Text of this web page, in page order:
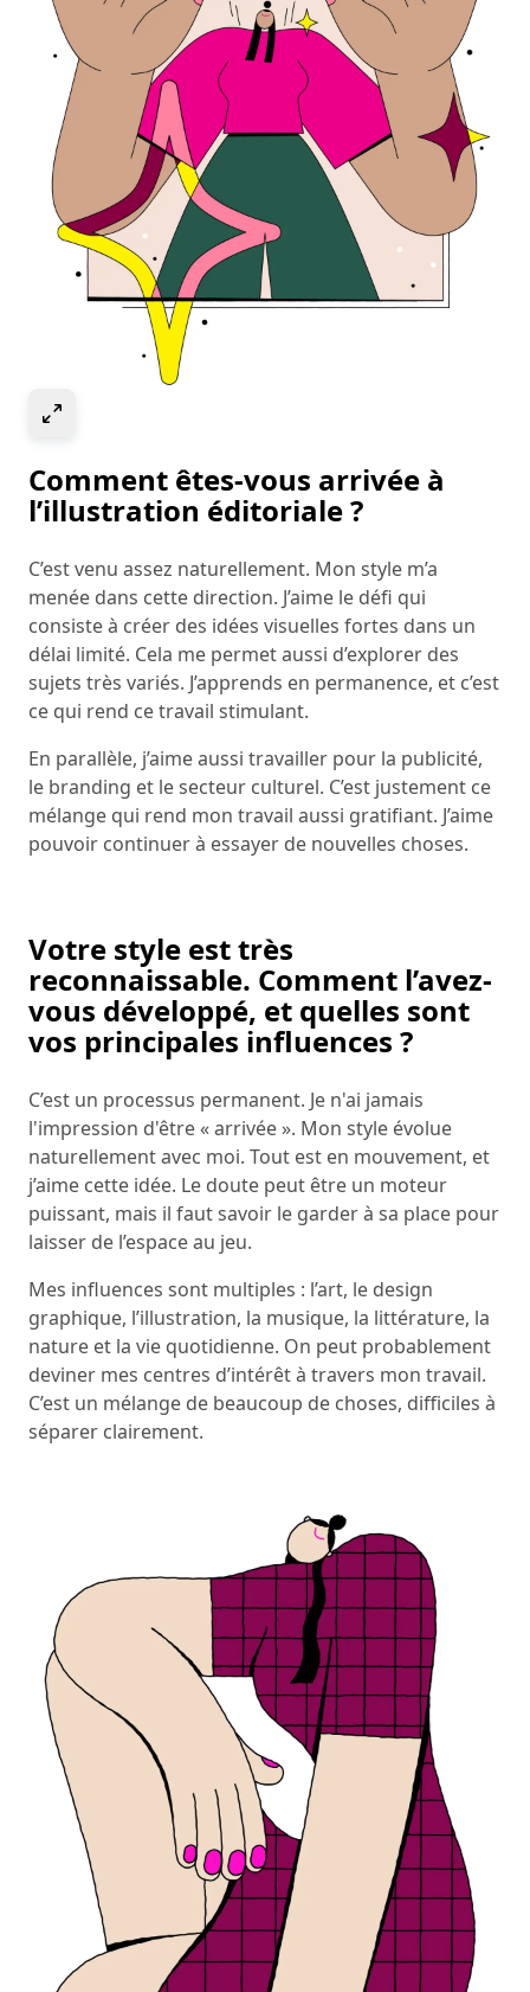
Comment êtes-vous arrivée à
l’illustration éditoriale ?
C’est venu assez naturellement. Mon style m’a
menée dans cette direction. J’aime le défi qui
consiste à créer des idées visuelles fortes dans un
délai limité. Cela me permet aussi d’explorer des
sujets très variés. J’apprends en permanence, et c’est
ce qui rend ce travail stimulant.
En parallèle, j’aime aussi travailler pour la publicité,
le branding et le secteur culturel. C’est justement ce
mélange qui rend mon travail aussi gratifiant. J’aime
pouvoir continuer à essayer de nouvelles choses.
Votre style est très
reconnaissable. Comment l’avez-
vous développé, et quelles sont
vos principales influences ?
C’est un processus permanent. Je n'ai jamais
l'impression d'être « arrivée ». Mon style évolue
naturellement avec moi. Tout est en mouvement, et
j’aime cette idée. Le doute peut être un moteur
puissant, mais il faut savoir le garder à sa place pour
laisser de l’espace au jeu.
Mes influences sont multiples : l’art, le design
graphique, l’illustration, la musique, la littérature, la
nature et la vie quotidienne. On peut probablement
deviner mes centres d’intérêt à travers mon travail.
C’est un mélange de beaucoup de choses, difficiles à
séparer clairement.